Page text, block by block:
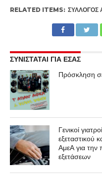
RELATED ITEMS: ΣΎΛΛΟΓΟΣ
ΣΥΝΙΣΤΑΤΑΙ ΓΙΑ ΕΣΑΣ
Πρόσκληση
Γενικοί
εξεταστικού
ΑμεΑ για την
εξετάσεων